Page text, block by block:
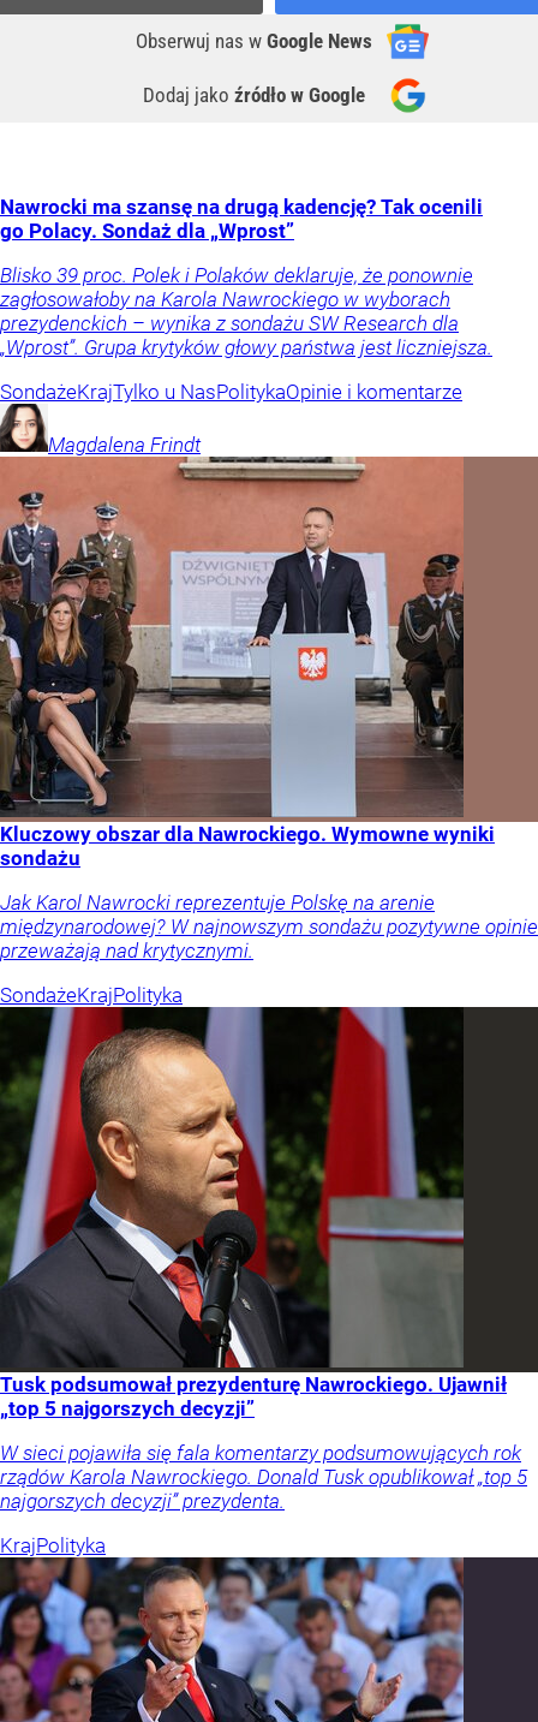
Obserwuj nas w Google News
Dodaj jako źródło w Google
Nawrocki ma szansę na drugą kadencję? Tak ocenili
go Polacy. Sondaż dla „Wprost”
Blisko 39 proc. Polek i Polaków deklaruje, że ponownie
zagłosowałoby na Karola Nawrockiego w wyborach
prezydenckich – wynika z sondażu SW Research dla
„Wprost”. Grupa krytyków głowy państwa jest liczniejsza.
SondażeKrajTylko u NasPolitykaOpinie i komentarze
Magdalena Frindt
Kluczowy obszar dla Nawrockiego. Wymowne wyniki
sondażu
Jak Karol Nawrocki reprezentuje Polskę na arenie
międzynarodowej? W najnowszym sondażu pozytywne opinie
przeważają nad krytycznymi.
SondażeKrajPolityka
Tusk podsumował prezydenturę Nawrockiego. Ujawnił
„top 5 najgorszych decyzji”
W sieci pojawiła się fala komentarzy podsumowujących rok
rządów Karola Nawrockiego. Donald Tusk opublikował „top 5
najgorszych decyzji” prezydenta.
KrajPolityka